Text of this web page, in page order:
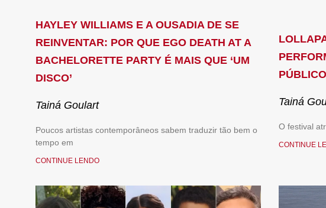
HAYLEY WILLIAMS E A OUSADIA DE SE
REINVENTAR: POR QUE EGO DEATH AT A
BACHELORETTE PARTY É MAIS QUE ‘UM
DISCO’
Tainá Goulart
Poucos artistas contemporâneos sabem traduzir tão bem o
tempo em
CONTINUE LENDO
Tainá
O festival
CONTINUE